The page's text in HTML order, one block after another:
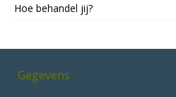
Hoe behandel jij?
Gegevens